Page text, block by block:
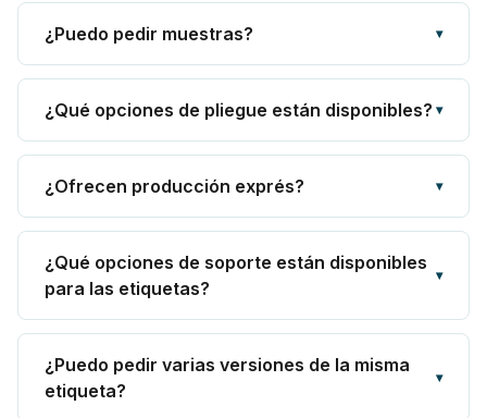
¿Puedo pedir muestras? ▾
¿Qué opciones de pliegue están disponibles? ▾
¿Ofrecen producción exprés? ▾
¿Qué opciones de soporte están disponibles
para las etiquetas?
▾
¿Puedo pedir varias versiones de la misma
etiqueta?
▾